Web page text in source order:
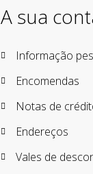
A sua
Informação
Encomendas
Notas de
Endereços
Vales de